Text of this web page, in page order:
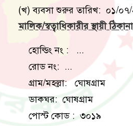
(খ) ব্যবসা শুরুর তারিখ: ০১/
মালিক/স্বত্বাধিকারীর স্থায়ী
হোল্ডিং নং : ...
রোড নং: ...
গ্রাম/মহল্লা: ঘোষগ্রাম
ডাকঘর: ঘোষগ্রাম
পোস্ট কোড : ৩০১৯